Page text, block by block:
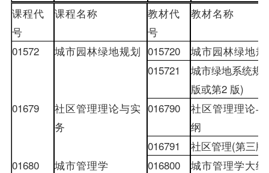
课程代
号
课程名称 教材代
号
教材名称
01572 城市园林绿地规划 015720
城市园林绿地
015721
城市绿地系统规
版或第2 版)
01679
社区管理理论与实
务
016790
社区管理理论
纲
016791
社区管理(第三版
01680
城市管理学 016800
城市管理学大纲